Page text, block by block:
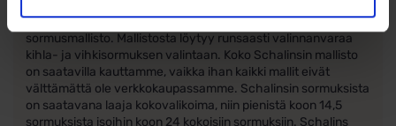
perinteillä ja ammattitaidolla luotu laaja ja laadukas
sormusmallisto. Mallistosta löytyy runsaasti valinnanvaraa
kihla- ja vihkisormuksen valintaan. Koko Schalinsin mallisto
on saatavilla kauttamme, vaikka ihan kaikki mallit eivät
välttämättä ole verkkokaupassamme. Schalinsin sormuksista
on saatavana laaja kokovalikoima, niin pienistä koon 14,5
sormuksista isoihin koon 24 kokoisiin sormuksiin. Schalins